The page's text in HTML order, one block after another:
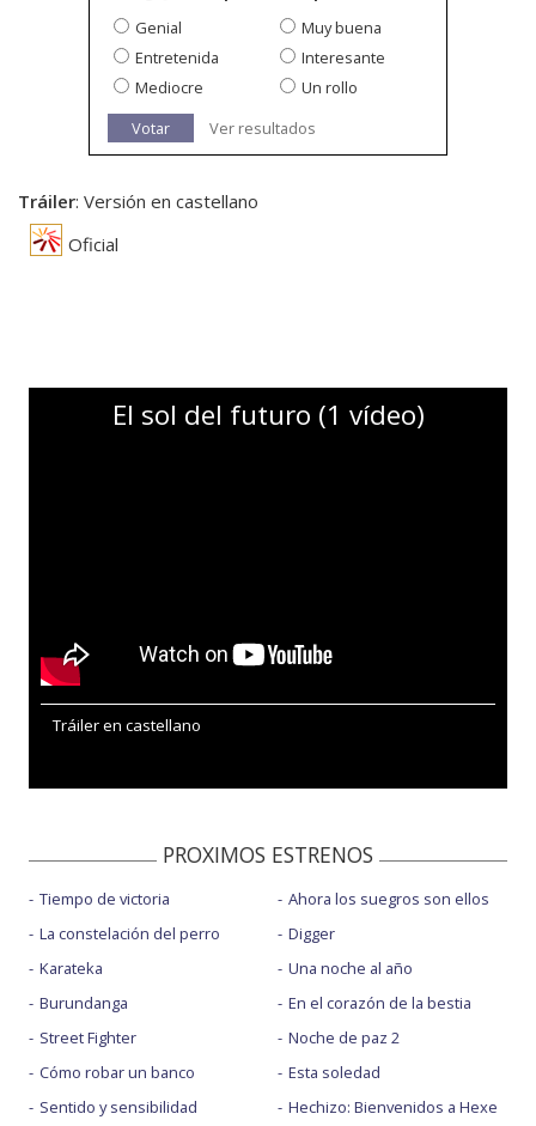
Genial
Muy buena
Entretenida
Interesante
Mediocre
Un rollo
Votar
Ver resultados
Tráiler: Versión en castellano
Oficial
El sol del futuro (1 vídeo)
Tráiler en castellano
PROXIMOS ESTRENOS
Tiempo de victoria
La constelación del perro
Karateka
Burundanga
Street Fighter
Cómo robar un banco
Sentido y sensibilidad
Ahora los suegros son ellos
Digger
Una noche al año
En el corazón de la bestia
Noche de paz 2
Esta soledad
Hechizo: Bienvenidos a Hexe